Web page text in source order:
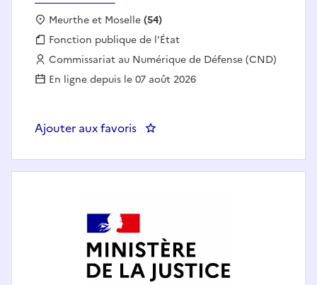
Localisation :
Meurthe et Moselle(54)
Fonction publique :
Fonction publique de l'État
Employeur :
Commissariat au Numérique de Défense (CND)
En ligne depuis le 07 août 2026
Ajouter aux favoris : OPERATEUR SIC DE SOUTIEN